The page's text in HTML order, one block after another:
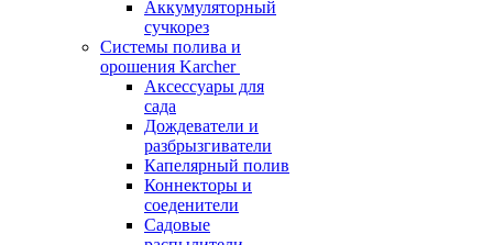
Аккумуляторный
сучкорез
Системы полива и
орошения Karcher
Аксессуары для
сада
Дождеватели и
разбрызгиватели
Капелярный полив
Коннекторы и
соеденители
Садовые